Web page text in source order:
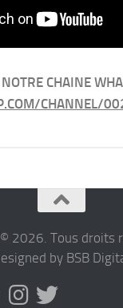
CHAINE
CHANNEL/
2026. Tous droits
by BSB